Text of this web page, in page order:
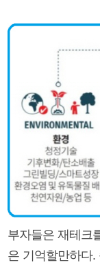
부자들은 재테크
은 기억할만하다